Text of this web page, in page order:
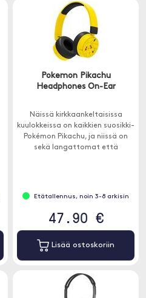
Pokemon Pikachu
Headphones On-Ear
Näissä kirkkaankeltaisissa
kuulokkeissa on kaikkien suosikki-
Pokémon Pikachu, ja niissä on
sekä langattomat että
ja jopa 24 tunnin akunkesto.
Etätallennus, noin 3-8 arkisin
47.90 €
Lisää ostoskoriin